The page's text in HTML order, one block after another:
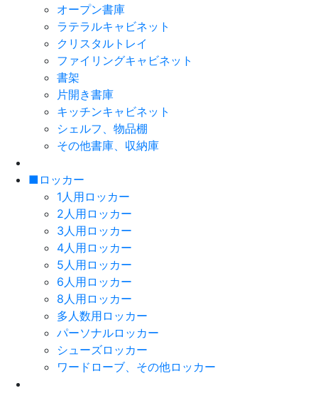
オープン書庫
ラテラルキャビネット
クリスタルトレイ
ファイリングキャビネット
書架
片開き書庫
キッチンキャビネット
シェルフ、物品棚
その他書庫、収納庫
■ロッカー
1人用ロッカー
2人用ロッカー
3人用ロッカー
4人用ロッカー
5人用ロッカー
6人用ロッカー
8人用ロッカー
多人数用ロッカー
パーソナルロッカー
シューズロッカー
ワードローブ、その他ロッカー